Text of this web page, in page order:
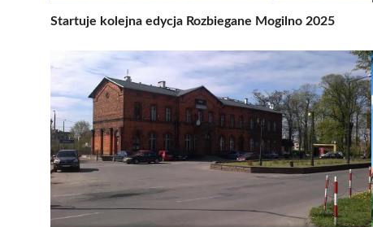
Startuje kolejna edycja Rozbiegane Mogilno 2025